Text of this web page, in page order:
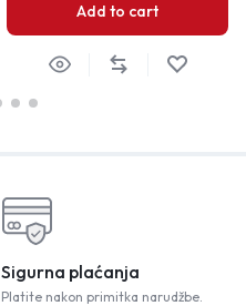
Add to cart
Sigurna plaćanja
Platite nakon primitka narudžbe.